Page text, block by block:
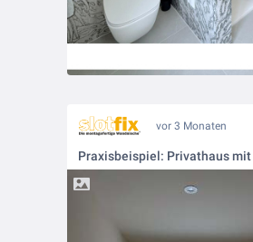
vor 3 Monaten